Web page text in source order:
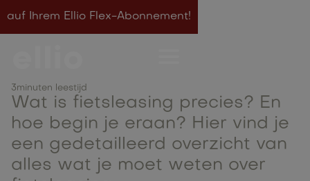
auf Ihrem Ellio Flex-Abonnement!
pedelecs en elektrische
fietsen
3minuten leestijd
Wat is fietsleasing precies? En
hoe begin je eraan? Hier vind je
een gedetailleerd overzicht van
alles wat je moet weten over